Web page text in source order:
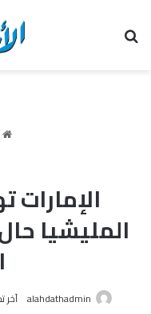
المليشيا
alahdathadmin آخر